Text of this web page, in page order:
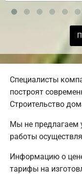
Специалисты
построят
Строительство
Мы не предлагаем
работы
Информацию о
тарифы на